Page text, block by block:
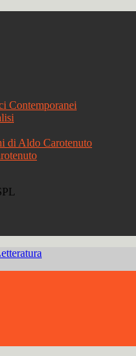
Contemporanei
di Aldo Carotenuto